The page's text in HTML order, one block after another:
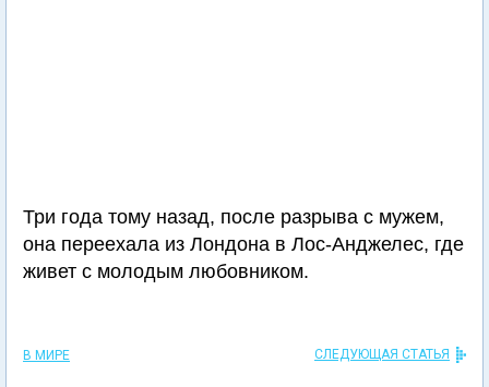
Три года тому назад, после разрыва с мужем,
она переехала из Лондона в Лос-Анджелес, где
живет с молодым любовником.
В МИРЕ СЛЕДУЮЩАЯ СТАТЬЯ